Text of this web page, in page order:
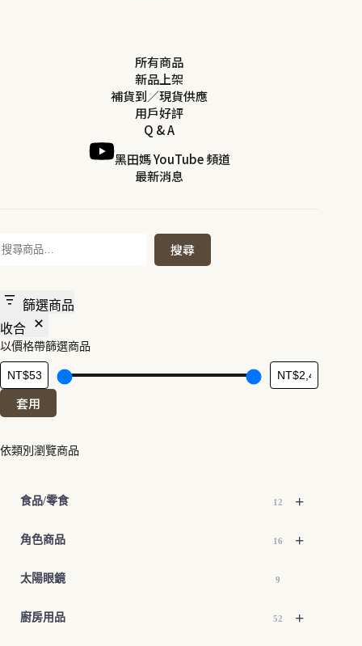
所有商品
新品上架
補貨到／現貨供應
用戶好評
Q & A
黑田媽 YouTube 頻道
最新消息
搜
搜尋
篩選商品
收合
以價格帶篩選商品
套用
依類別瀏覽商品
+
食品/零食 12
+
角色商品 16
太陽眼鏡 9
+
廚房用品 52